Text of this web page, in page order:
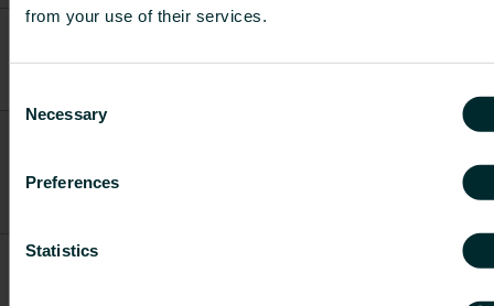
from your use of their services.
Selection
Necessary
Preferences
Statistics
FDCL1000400X00SE0
Išankstinio
įrankis 4 FLEX
- -
FDCL1000500X00SE0